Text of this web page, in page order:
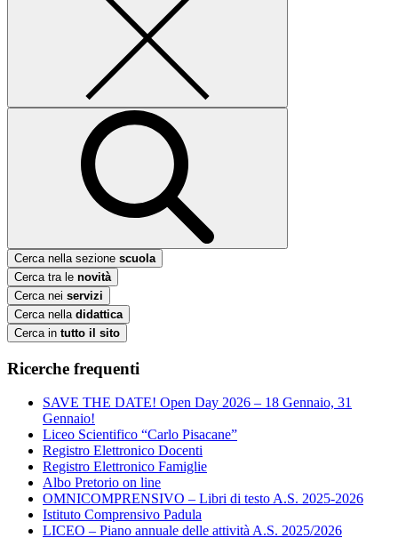
Cerca nella sezione scuola
Cerca tra le novità
Cerca nei servizi
Cerca nella didattica
Cerca in tutto il sito
Ricerche frequenti
SAVE THE DATE! Open Day 2026 – 18 Gennaio, 31
Gennaio!
Liceo Scientifico “Carlo Pisacane”
Registro Elettronico Docenti
Registro Elettronico Famiglie
Albo Pretorio on line
OMNICOMPRENSIVO – Libri di testo A.S. 2025-2026
Istituto Comprensivo Padula
LICEO – Piano annuale delle attività A.S. 2025/2026